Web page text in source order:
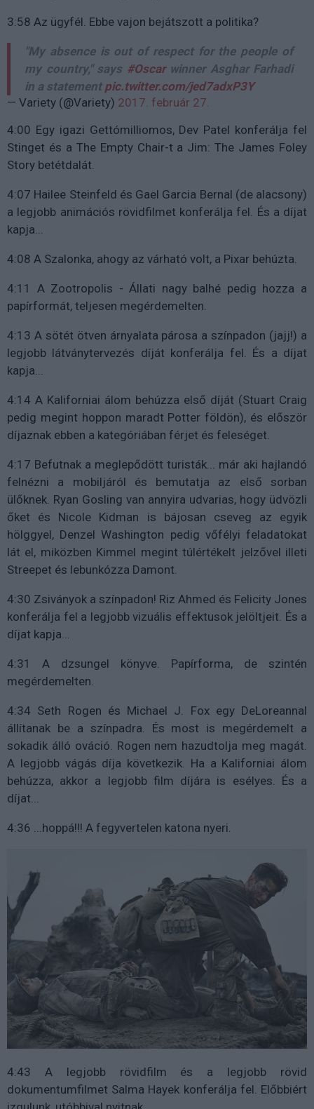
3:58 Az ügyfél. Ebbe vajon bejátszott a politika?
"My absence is out of respect for the people of
my country," says #Oscarwinner Asghar Farhadi
in a statement pic.twitter.com/jed7adxP3Y
— Variety (@Variety) 2017. február 27.
4:00 Egy igazi Gettómilliomos, Dev Patel konferálja fel
Stinget és a The Empty Chair-t a Jim: The James Foley
Story betétdalát.
4:07 Hailee Steinfeld és Gael Garcia Bernal (de alacsony)
a legjobb animációs rövidfilmet konferálja fel. És a díjat
kapja...
4:08 A Szalonka, ahogy az várható volt, a Pixar behúzta.
4:11 A Zootropolis - Állati nagy balhé pedig hozza a
papírformát, teljesen megérdemelten.
4:13 A sötét ötven árnyalata párosa a színpadon (jajj!) a
legjobb látványtervezés díját konferálja fel. És a díjat
kapja...
4:14 A Kaliforniai álom behúzza első díját (Stuart Craig
pedig megint hoppon maradt Potter földön), és először
díjaznak ebben a kategóriában férjet és feleséget.
4:17 Befutnak a meglepődött turisták... már aki hajlandó
felnézni a mobiljáról és bemutatja az első sorban
ülőknek. Ryan Gosling van annyira udvarias, hogy üdvözli
őket és Nicole Kidman is bájosan cseveg az egyik
hölggyel, Denzel Washington pedig vőfélyi feladatokat
lát el, miközben Kimmel megint túlértékelt jelzővel illeti
Streepet és lebunkózza Damont.
4:30 Zsiványok a színpadon! Riz Ahmed és Felicity Jones
konferálja fel a legjobb vizuális effektusok jelöltjeit. És a
díjat kapja...
4:31 A dzsungel könyve. Papírforma, de szintén
megérdemelten.
4:34 Seth Rogen és Michael J. Fox egy DeLoreannal
állítanak be a színpadra. És most is megérdemelt a
sokadik álló ováció. Rogen nem hazudtolja meg magát.
A legjobb vágás díja következik. Ha a Kaliforniai álom
behúzza, akkor a legjobb film díjára is esélyes. És a
díjat...
4:36 ...hoppá!!! A fegyvertelen katona nyeri.
4:43 A legjobb rövidfilm és a legjobb rövid
dokumentumfilmet Salma Hayek konferálja fel. Előbbiért